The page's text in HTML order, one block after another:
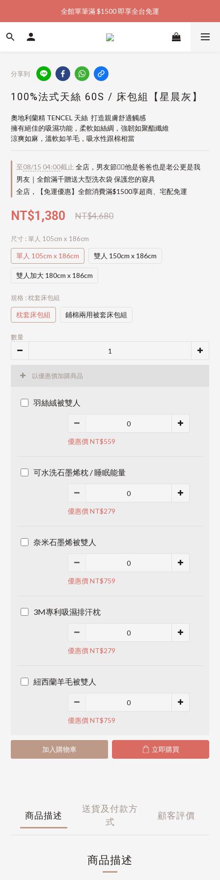
加入會員購物金  馬上領  馬上折
全館單筆滿 $1500 即享全台免運
加入會員購物金  馬上領  馬上折
分享到
100%法式天絲 60S / 床包組【星晨灰】
奧地利蘭精 TENCEL 天絲  打造親膚舒適觸感
擁有絕佳的吸濕功能，柔軟如絲綢，強韌如聚酯纖維
涼爽如麻，溫軟如羊毛，吸水性跟棉相當
至08/15 04:00截止 全店，男友節👱‍♂️他是爸爸也是老公更是我
男友｜全館滿千贈送大型洗衣袋 保護您的寢具
全店，【免運優惠】全館消費滿$1500享超商、宅配免運
NT$4,680
NT$1,380
尺寸 : 單人 105cm x 186cm
單人 105cm x 186cm 雙人 150cm x 186cm
雙人加大 180cm x 186cm
規格 : 枕套床包組
枕套床包組 鋪棉兩用被套床包組
數量
以優惠價加購商品
羽絲絨被雙人
優惠價 NT$559
可水洗石墨烯枕 / 睡眠能量
優惠價 NT$279
奈米石墨烯被雙人
優惠價 NT$759
3M專利吸濕排汗枕
優惠價 NT$279
紐西蘭羊毛被雙人
優惠價 NT$759
加入購物車 立即購買
商品描述
送貨及付款方
式
顧客評價
商品描述